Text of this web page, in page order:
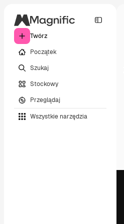
Twórz
Początek
Szukaj
Stockowy
Przeglądaj
Wszystkie narzędzia